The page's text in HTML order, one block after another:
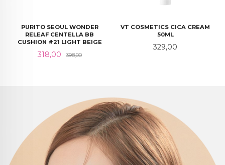
PURITO SEOUL WONDER
RELEAF CENTELLA BB
CUSHION #21 LIGHT BEIGE
Tilbud
318,00 398,00Rabatt
VT COSMETICS CICA CREAM
50ML
Pris
329,00